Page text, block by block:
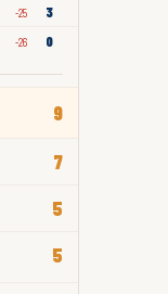
-25 3
-26 0
9
7
5
5